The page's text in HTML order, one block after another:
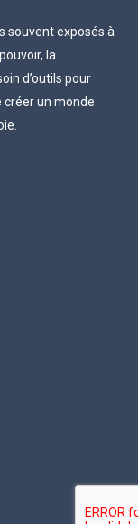
souvent exposés à
la
d’outils pour
un monde